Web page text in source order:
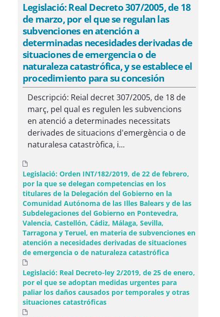
Legislació: Real Decreto 307/2005, de 18
de marzo, por el que se regulan las
subvenciones en atención a
determinadas necesidades derivadas de
situaciones de emergencia o de
naturaleza catastrófica, y se establece el
procedimiento para su concesión
Descripció: Reial decret 307/2005, de 18 de
març, pel qual es regulen les subvencions
en atenció a determinades necessitats
derivades de situacions d'emergència o de
naturalesa catastròfica, i...
Legislació: Orden INT/182/2019, de 22 de febrero,
por la que se delegan competencias en los
titulares de la Delegación del Gobierno en la
Comunidad Autónoma de las Illes Balears y de las
Subdelegaciones del Gobierno en Pontevedra,
Valencia, Castellón, Cádiz, Málaga, Sevilla,
Tarragona y Teruel, en materia de subvenciones en
atención a necesidades derivadas de situaciones
de emergencia o de naturaleza catastrófica
Legislació: Real Decreto-ley 2/2019, de 25 de enero,
por el que se adoptan medidas urgentes para
paliar los daños causados por temporales y otras
situaciones catastróficas